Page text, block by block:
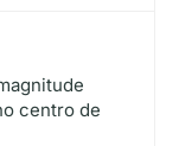
centro de